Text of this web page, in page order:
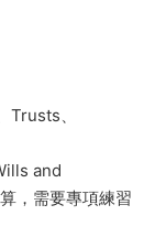
Trusts、
and
，需要專項練習